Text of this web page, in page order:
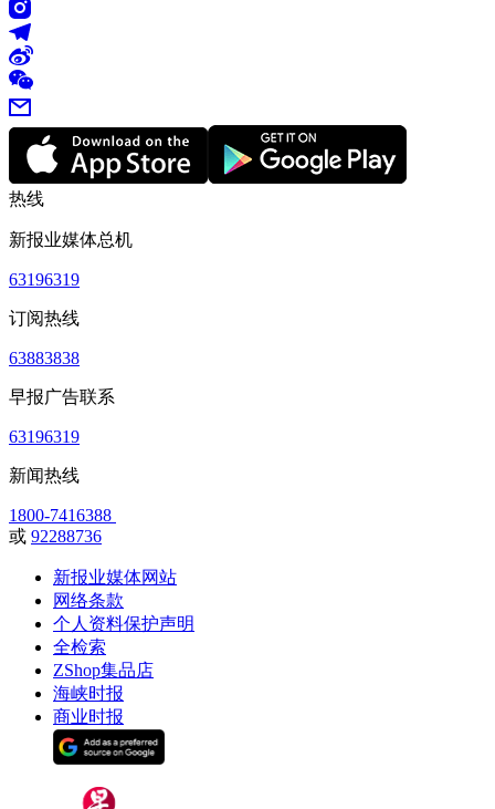
热线
新报业媒体总机
63196319
订阅热线
63883838
早报广告联系
63196319
新闻热线
1800-7416388
或 92288736
新报业媒体网站
网络条款
个人资料保护声明
全检索
ZShop集品店
海峡时报
商业时报